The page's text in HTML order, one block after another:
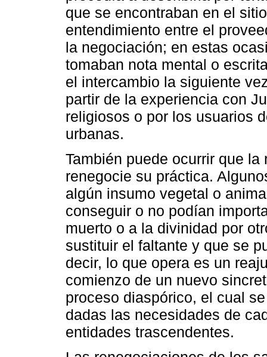
que se encontraban en el
entendimiento entre el
la negociación; en estas
tomaban nota mental o
el intercambio la siguiente
partir de la experiencia con
religiosos o por los usuarios
urbanas.
También puede ocurrir que
renegocie su práctica.
algún insumo vegetal o
conseguir o no podían
muerto o a la divinidad por
sustituir el faltante y que se
decir, lo que opera es un
comienzo de un nuevo
proceso diaspórico, el cual
dadas las necesidades de
entidades trascendentes.